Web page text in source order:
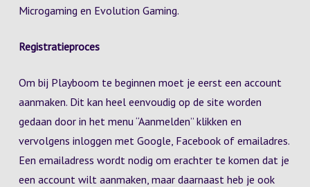
Microgaming en Evolution Gaming.
Registratieproces
Om bij Playboom te beginnen moet je eerst een account
aanmaken. Dit kan heel eenvoudig op de site worden
gedaan door in het menu “Aanmelden” klikken en
vervolgens inloggen met Google, Facebook of emailadres.
Een emailadress wordt nodig om erachter te komen dat je
een account wilt aanmaken, maar daarnaast heb je ook